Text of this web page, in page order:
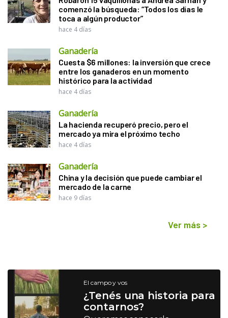
comenzó la búsqueda: “Todos los días le
toca a algún productor”
hace 4 días
Ganadería
Cuesta $6 millones: la inversión que crece
entre los ganaderos en un momento
histórico para la actividad
hace 4 días
Ganadería
La hacienda recuperó precio, pero el
mercado ya mira el próximo techo
hace 4 días
Ganadería
China y la decisión que puede cambiar el
mercado de la carne
hace 9 días
Ver más >
El campo y vos
¿Tenés una historia para
contarnos?